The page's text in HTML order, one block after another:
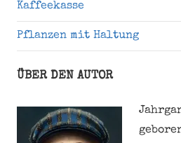
Kaffeekasse
Pflanzen mit Haltung
ÜBER DEN AUTOR